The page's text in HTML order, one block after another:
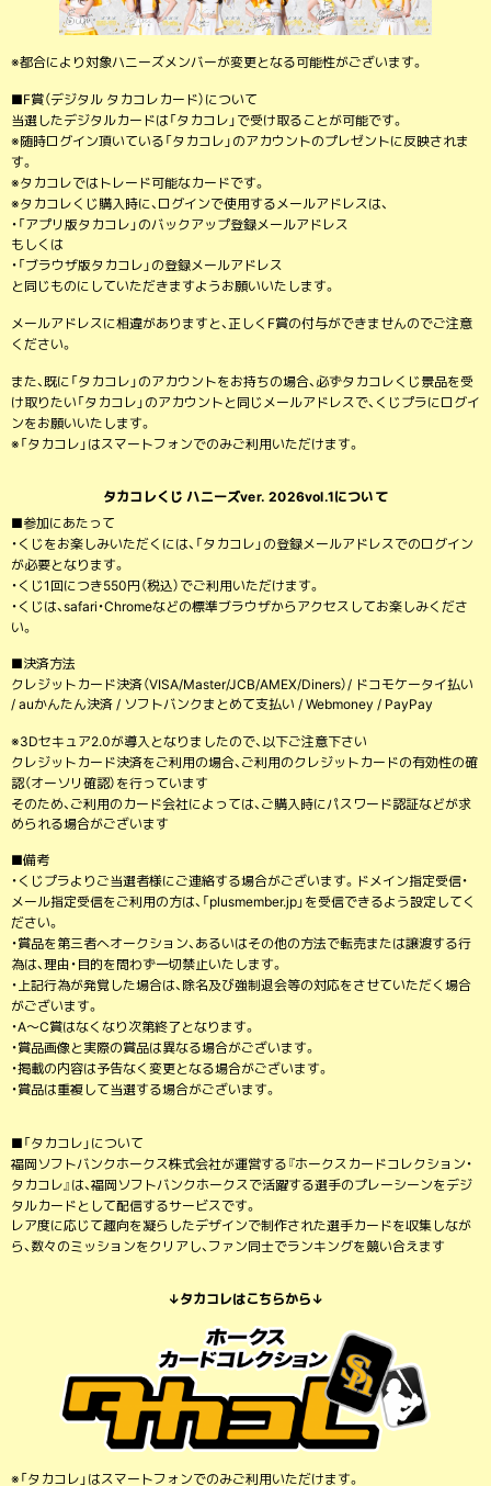
※都合により対象ハニーズメンバーが変更となる可能性がございます。
■F賞（デジタル タカコレカード）について
当選したデジタルカードは「タカコレ」で受け取ることが可能です。
※随時ログイン頂いている「タカコレ」のアカウントのプレゼントに反映されま
す。
※タカコレではトレード可能なカードです。
※タカコレくじ購入時に、ログインで使用するメールアドレスは、
・「アプリ版タカコレ」のバックアップ登録メールアドレス
もしくは
・「ブラウザ版タカコレ」の登録メールアドレス
と同じものにしていただきますようお願いいたします。
メールアドレスに相違がありますと、正しくF賞の付与ができませんのでご注意
ください。
また、既に「タカコレ」のアカウントをお持ちの場合、必ずタカコレくじ景品を受
け取りたい「タカコレ」のアカウントと同じメールアドレスで、くじプラにログイ
ンをお願いいたします。
※「タカコレ」はスマートフォンでのみご利用いただけます。
タカコレくじ ハニーズver. 2026vol.1について
■参加にあたって
・くじをお楽しみいただくには、「タカコレ」の登録メールアドレスでのログイン
が必要となります。
・くじ1回につき550円（税込）でご利用いただけます。
・くじは、safari・Chromeなどの標準ブラウザからアクセスしてお楽しみくださ
い。
■決済方法
クレジットカード決済（VISA/Master/JCB/AMEX/Diners）/ ドコモケータイ払い
/ auかんたん決済 / ソフトバンクまとめて支払い / Webmoney / PayPay
※3Dセキュア2.0が導入となりましたので、以下ご注意下さい
クレジットカード決済をご利用の場合、ご利用のクレジットカードの有効性の確
認（オーソリ確認）を行っています
そのため、ご利用のカード会社によっては、ご購入時にパスワード認証などが求
められる場合がございます
■備考
・くじプラよりご当選者様にご連絡する場合がございます。ドメイン指定受信・
メール指定受信をご利用の方は、「plusmember.jp」を受信できるよう設定してく
ださい。
・賞品を第三者へオークション、あるいはその他の方法で転売または譲渡する行
為は、理由・目的を問わず一切禁止いたします。
・上記行為が発覚した場合は、除名及び強制退会等の対応をさせていただく場合
がございます。
・A～C賞はなくなり次第終了となります。
・賞品画像と実際の賞品は異なる場合がございます。
・掲載の内容は予告なく変更となる場合がございます。
・賞品は重複して当選する場合がございます。
■「タカコレ」について
福岡ソフトバンクホークス株式会社が運営する『ホークスカードコレクション・
タカコレ』は、福岡ソフトバンクホークスで活躍する選手のプレーシーンをデジ
タルカードとして配信するサービスです。
レア度に応じて趣向を凝らしたデザインで制作された選手カードを収集しなが
ら、数々のミッションをクリアし、ファン同士でランキングを競い合えます
↓タカコレはこちらから↓
※「タカコレ」はスマートフォンでのみご利用いただけます。